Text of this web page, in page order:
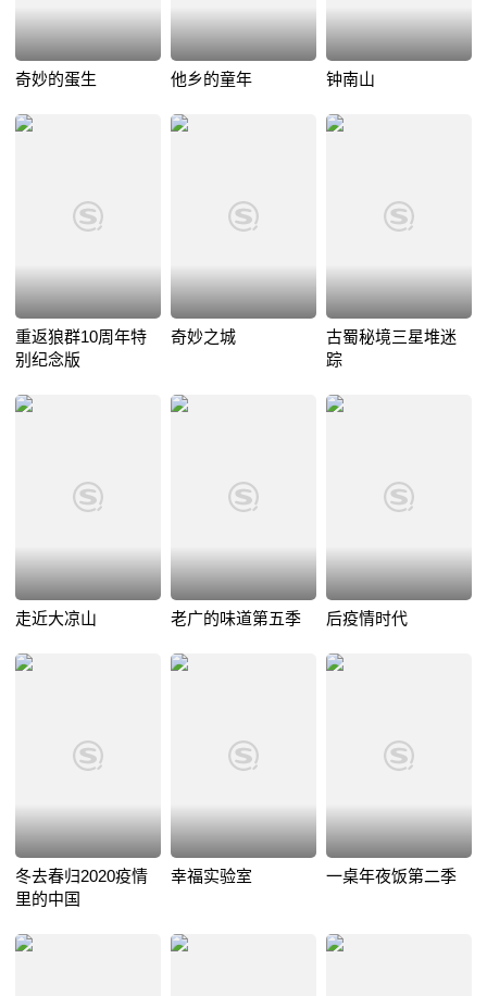
奇妙的蛋生 他乡的童年 钟南山
重返狼群10周年特
别纪念版
奇妙之城
古蜀秘境三星堆迷
踪
走近大凉山 老广的味道第五季 后疫情时代
冬去春归2020疫情
里的中国
幸福实验室 一桌年夜饭第二季